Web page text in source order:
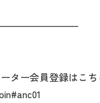
ター会員登録はこち